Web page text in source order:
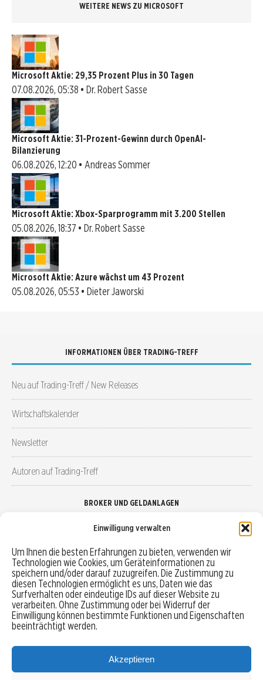
Einwilligung verwalten
Um Ihnen die besten Erfahrungen zu bieten, verwenden wir
Technologien wie Cookies, um Geräteinformationen zu
speichern und/oder darauf zuzugreifen. Die Zustimmung zu
diesen Technologien ermöglicht es uns, Daten wie das
Surfverhalten oder eindeutige IDs auf dieser Website zu
verarbeiten. Ohne Zustimmung oder bei Widerruf der
Einwilligung können bestimmte Funktionen und Eigenschaften
beeinträchtigt werden.
Akzeptieren
WEITERE NEWS ZU MICROSOFT
Microsoft Aktie: 29,35 Prozent Plus in 30 Tagen
07.08.2026, 05:38 • Dr. Robert Sasse
Microsoft Aktie: 31-Prozent-Gewinn durch OpenAI-
Bilanzierung
06.08.2026, 12:20 • Andreas Sommer
Microsoft Aktie: Xbox-Sparprogramm mit 3.200 Stellen
05.08.2026, 18:37 • Dr. Robert Sasse
Microsoft Aktie: Azure wächst um 43 Prozent
05.08.2026, 05:53 • Dieter Jaworski
INFORMATIONEN ÜBER TRADING-TREFF
Neu auf Trading-Treff / New Releases
Wirtschaftskalender
Newsletter
Autoren auf Trading-Treff
BROKER UND GELDANLAGEN
Robo-Advisor vergleichen
Depotvergleich
Festgeld vergleichen
Tagesgeld vergleichen